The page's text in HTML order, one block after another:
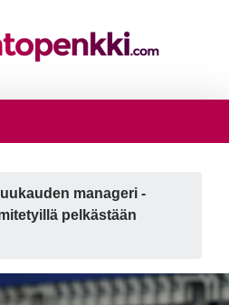
manageri -
pelkästään